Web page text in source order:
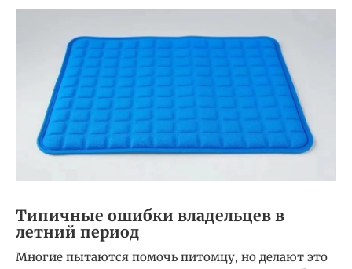
Типичные ошибки владельцев в
летний период
Многие пытаются помочь питомцу, но делают это